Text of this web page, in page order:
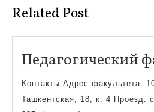
Related Post
Педагогический
Контакты Адрес факультета:
Ташкентская, 18, к. 4